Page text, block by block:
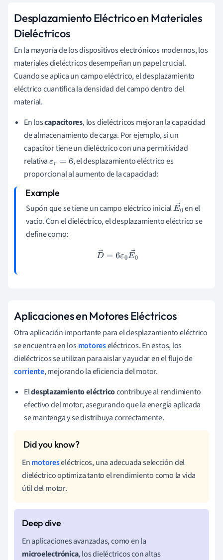
Desplazamiento Eléctrico en Materiales
Dieléctricos
En la mayoría de los dispositivos electrónicos modernos, los
materiales dieléctricos desempeñan un papel crucial.
Cuando se aplica un campo eléctrico, el desplazamiento
eléctrico cuantifica la densidad del campo dentro del
material.
En loscapacitores, los dieléctricos mejoran la capacidad
de almacenamiento de carga. Por ejemplo, si un
capacitor tiene un dieléctrico con una permitividad
relativaεr= 6
, el desplazamiento eléctrico es
proporcional al aumento de la capacidad:
Supón que se tiene un campo eléctrico inicialE0
→
en el
vacío. Con el dieléctrico, el desplazamiento eléctrico se
define como:
D→=6ε0E0→
Aplicaciones en Motores Eléctricos
Otra aplicación importante para el desplazamiento eléctrico
se encuentra en losmotoreseléctricos. En estos, los
dieléctricos se utilizan para aislar y ayudar en el flujo de
corriente, mejorando la eficiencia del motor.
Eldesplazamiento eléctricocontribuye al rendimiento
efectivo del motor, asegurando que la energía aplicada
se mantenga y se distribuya correctamente.
Enmotoreseléctricos, una adecuada selección del
dieléctrico optimiza tanto el rendimiento como la vida
útil del motor.
En aplicaciones avanzadas, como en la
microelectrónica, los dieléctricos con altas